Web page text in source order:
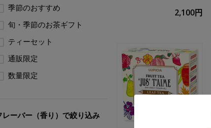
2,100円
季節のおすすめ
旬・季節のお茶ギフト
ティーセット
通販限定
数量限定
レーバー（香り）で絞り込み